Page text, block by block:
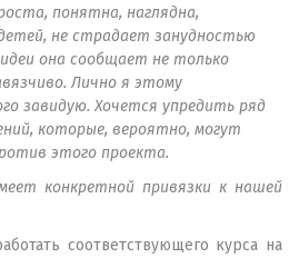
понятна, наглядна,
не страдает занудностью
она сообщает не только
Лично я этому
завидую. Хочется упредить ряд
которые, вероятно, могут
этого проекта.
конкретной привязки к нашей
соответствующего курса на